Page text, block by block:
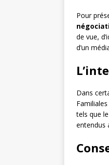
Pour
de vue,
d’un
Dans
tels que
entendus